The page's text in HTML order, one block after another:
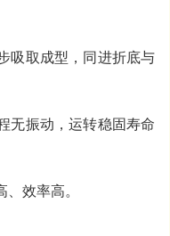
吸取成型，同进折底与
无振动，运转稳固寿命
效率高。